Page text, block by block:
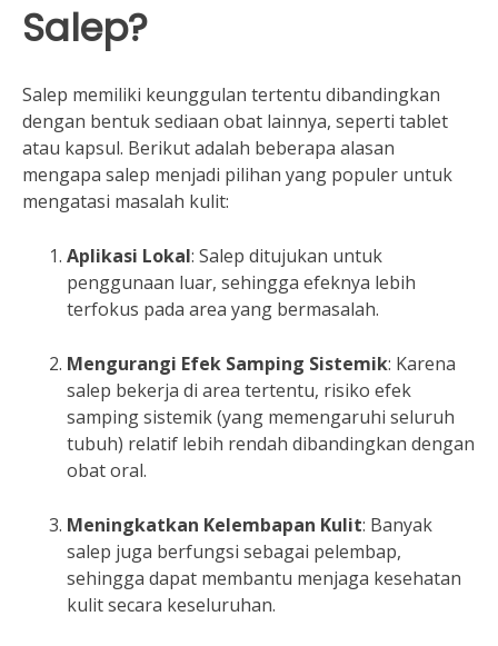
Salep?
Salep memiliki keunggulan tertentu dibandingkan
dengan bentuk sediaan obat lainnya, seperti tablet
atau kapsul. Berikut adalah beberapa alasan
mengapa salep menjadi pilihan yang populer untuk
mengatasi masalah kulit:
Aplikasi Lokal: Salep ditujukan untuk
penggunaan luar, sehingga efeknya lebih
terfokus pada area yang bermasalah.
Mengurangi Efek Samping Sistemik: Karena
salep bekerja di area tertentu, risiko efek
samping sistemik (yang memengaruhi seluruh
tubuh) relatif lebih rendah dibandingkan dengan
obat oral.
Meningkatkan Kelembapan Kulit: Banyak
salep juga berfungsi sebagai pelembap,
sehingga dapat membantu menjaga kesehatan
kulit secara keseluruhan.